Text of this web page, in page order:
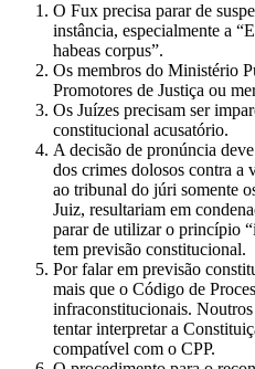
O Fux precisa parar de
instância, especialmente a
habeas corpus”.
Os membros do Ministério
Promotores de Justiça ou
Os Juízes precisam ser
constitucional acusatório.
A decisão de pronúncia
dos crimes dolosos contra a
ao tribunal do júri somente
Juiz, resultariam em
parar de utilizar o princípio
tem previsão constitucional.
Por falar em previsão
mais que o Código de
infraconstitucionais. Noutros
tentar interpretar a
compatível com o CPP.